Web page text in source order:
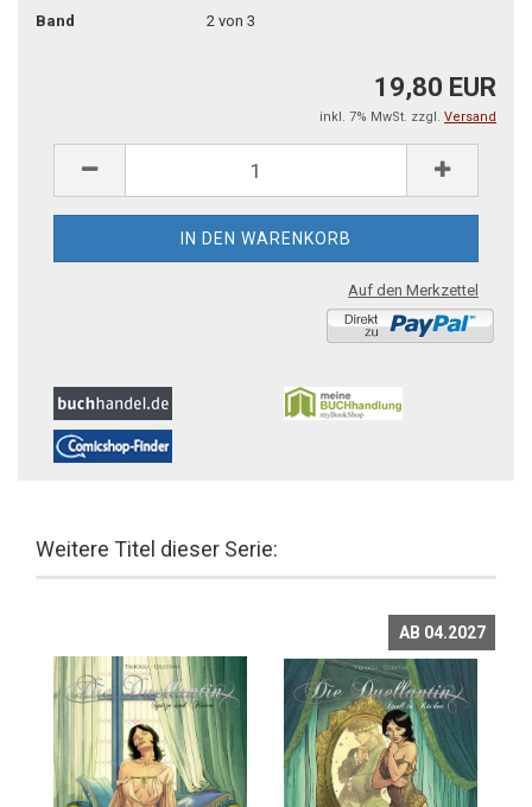
Band
2 von 3
19,80 EUR
inkl. 7% MwSt. zzgl. Versand
Auf den Merkzettel
Weitere Titel dieser Serie:
AB 04.2027